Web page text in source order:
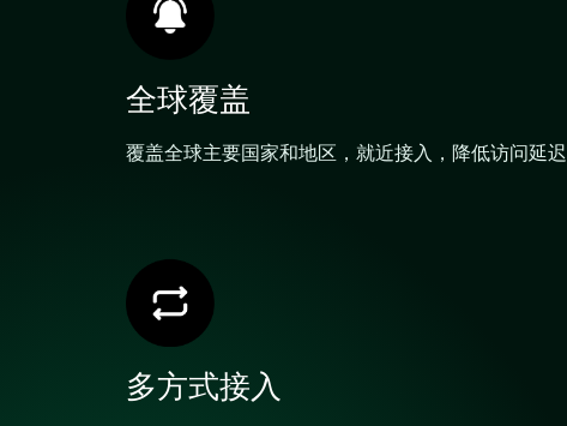
全球覆盖
覆盖全球主要国家和地区，就近接入，降低访问延迟
多方式接入